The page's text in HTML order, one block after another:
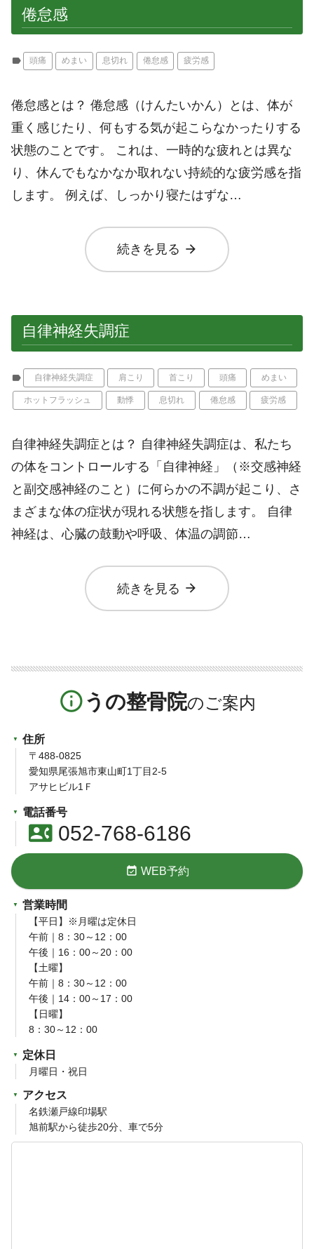
倦怠感
label 頭痛 めまい 息切れ 倦怠感 疲労感
倦怠感とは？ 倦怠感（けんたいかん）とは、体が
重く感じたり、何もする気が起こらなかったりする
状態のことです。 これは、一時的な疲れとは異な
り、休んでもなかなか取れない持続的な疲労感を指
します。 例えば、しっかり寝たはずな…
続きを見る arrow_forward
自律神経失調症
label 自律神経失調症 肩こり 首こり 頭痛 めまい
ホットフラッシュ 動悸 息切れ 倦怠感 疲労感
自律神経失調症とは？ 自律神経失調症は、私たち
の体をコントロールする「自律神経」（※交感神経
と副交感神経のこと）に何らかの不調が起こり、さ
まざまな体の症状が現れる状態を指します。 自律
神経は、心臓の鼓動や呼吸、体温の調節…
続きを見る arrow_forward
info_outlineうの整骨院
住所
〒488-0825
愛知県尾張旭市東山町1丁目2-5
アサヒビル1Ｆ
電話番号
contact_phone052-768-6186
event_available WEB予約
営業時間
【平日】※月曜は定休日
午前｜8：30～12：00
午後｜16：00～20：00
【土曜】
午前｜8：30～12：00
午後｜14：00～17：00
【日曜】
8：30～12：00
定休日
月曜日・祝日
アクセス
名鉄瀬戸線印場駅
旭前駅から徒歩20分、車で5分